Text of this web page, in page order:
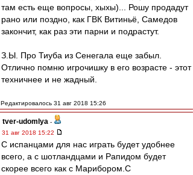
там есть еще вопросы, хыхы)... Рошу продадут
рано или поздно, как ГВК Витиньё, Самедов
закончит, как раз эти парни и подрастут.
З.Ы. Про Тиуба из Сенегала еще забыл.
Отлично помню игрочишку в его возрасте - этот
техничнее и не жадный.
Редактировалось 31 авг 2018 15:26
tver-udomlya -
31 авг 2018 15:22
С испанцами для нас играть будет удобнее
всего, а с шотландцами и Рапидом будет
скорее всего как с Марибором.С